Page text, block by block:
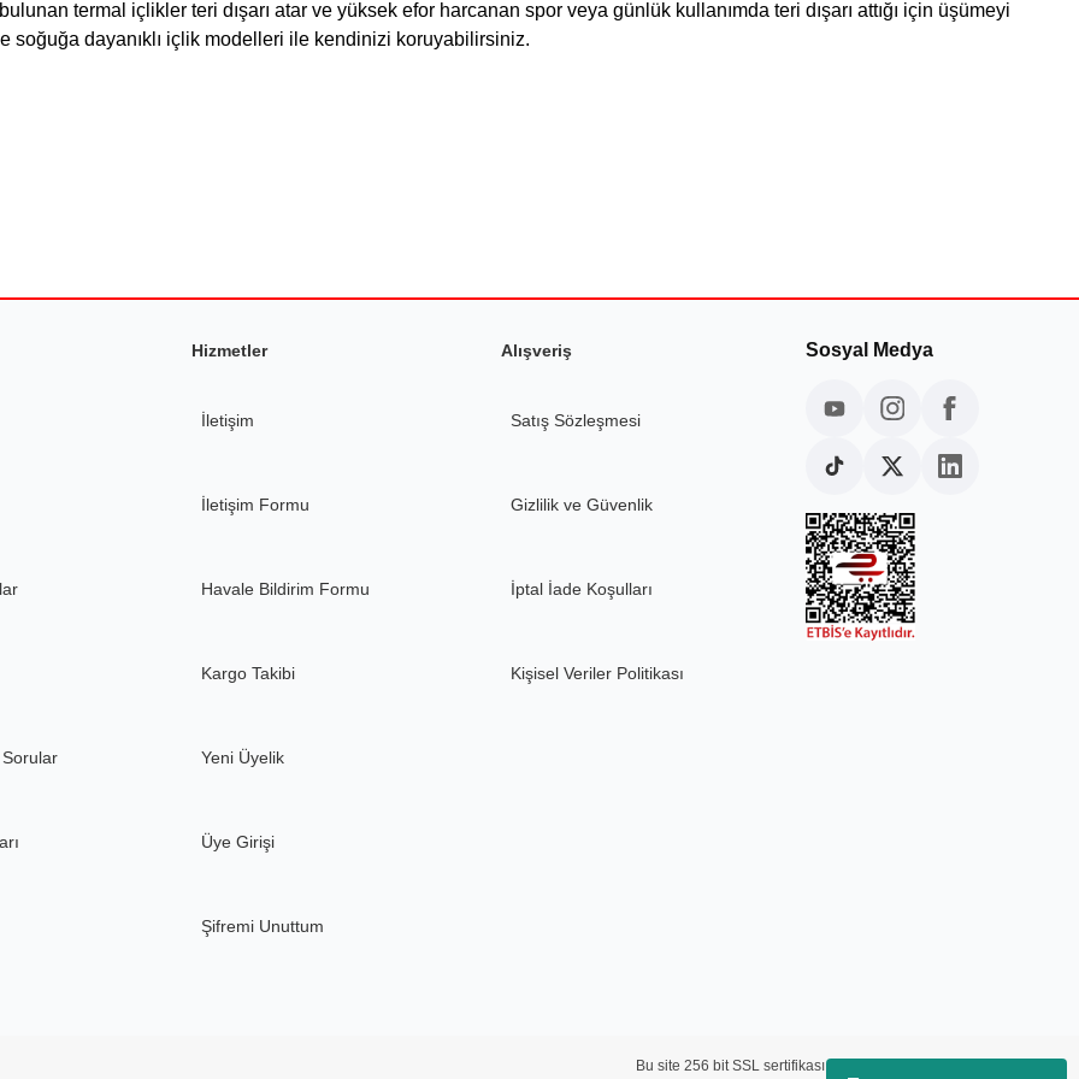
termal içlikler teri dışarı atar ve yüksek efor harcanan spor veya günlük kullanımda teri dışarı attığı için üşümeyi
soğuğa dayanıklı içlik modelleri ile kendinizi koruyabilirsiniz.
Sorular
Hizmetler
İletişim
İletişim Formu
Havale Bildirim Formu
Kargo Takibi
Yeni Üyelik
Üye Girişi
Şifremi Unuttum
Alışveriş
Satış Sözleşmesi
Gizlilik ve Güvenlik
İptal İade Koşulları
Kişisel Veriler Politikası
Sosyal Medya
Bu site 256 bit SSL sertifikası ve 3D güvenlik ile korunmaktadır.